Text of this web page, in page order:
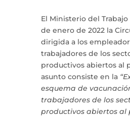
El Ministerio del Trabajo
de enero de 2022 la
dirigida a los
trabajadores de los
productivos abiertos al
asunto consiste en la
esquema de
trabajadores de los
productivos abiertos al